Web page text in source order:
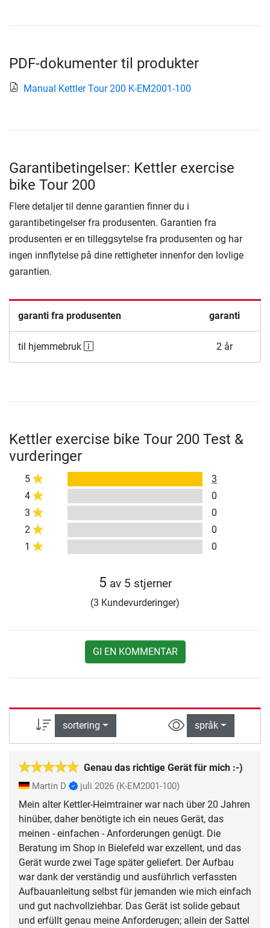
PDF-dokumenter til produkter
Manual Kettler Tour 200 K-EM2001-100
Garantibetingelser: Kettler exercise
bike Tour 200
Flere detaljer til denne garantien finner du i
garantibetingelser fra produsenten. Garantien fra
produsenten er en tilleggsytelse fra produsenten og har
ingen innflytelse på dine rettigheter innenfor den lovlige
garantien.
garanti fra produsenten garanti
til hjemmebruk 2 år
Kettler exercise bike Tour 200 Test &
vurderinger
5
3
4
0
3
0
2
0
1
0
5 av 5 stjerner
(3 Kundevurderinger)
GI EN KOMMENTAR
sortering språk
Genau das richtige Gerät für mich :-)
Martin D juli 2026 (K-EM2001-100)
Mein alter Kettler-Heimtrainer war nach über 20 Jahren
hinüber, daher benötigte ich ein neues Gerät, das
meinen - einfachen - Anforderungen genügt. Die
Beratung im Shop in Bielefeld war exzellent, und das
Gerät wurde zwei Tage später geliefert. Der Aufbau
war dank der verständig und ausführlich verfassten
Aufbauanleitung selbst für jemanden wie mich einfach
und gut nachvollziehbar. Das Gerät ist solide gebaut
und erfüllt genau meine Anforderugen; allein der Sattel